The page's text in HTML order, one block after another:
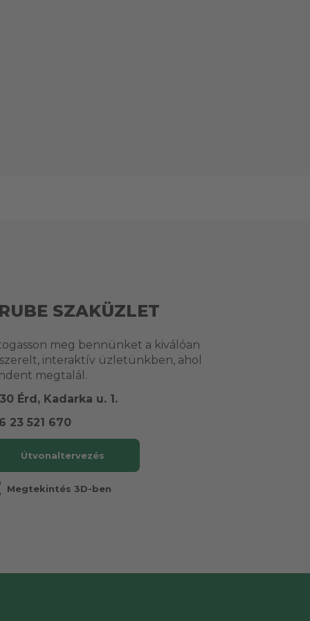
SZAKÜZLET
meg bennünket a kiválóan
interaktív üzletünkben, ahol
megtalál.
Érd, Kadarka u. 1.
23 521 670
Útvonaltervezés
Megtekintés 3D-ben